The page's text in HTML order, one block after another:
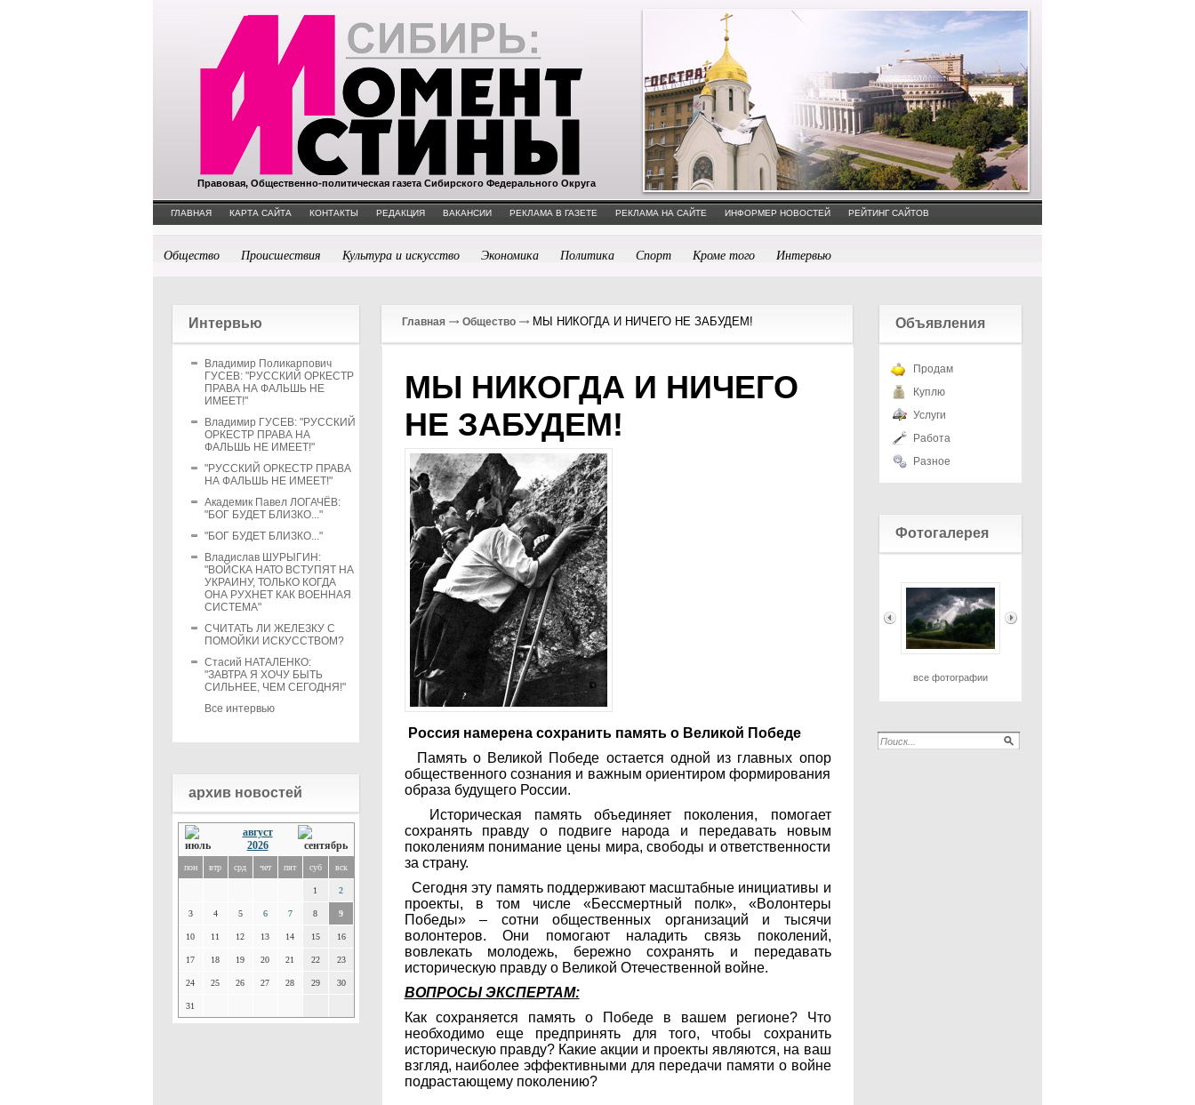
Правовая, Общественно-политическая газета Сибирского Федерального Округа
ГЛАВНАЯ КАРТА САЙТА КОНТАКТЫ РЕДАКЦИЯ ВАКАНСИИ РЕКЛАМА В ГАЗЕТЕ РЕКЛАМА НА САЙТЕ ИНФОРМЕР НОВОСТЕЙ РЕЙТИНГ САЙТОВ
Общество Происшествия Культура и искусство Экономика Политика Спорт Кроме того Интервью
Интервью
Владимир Поликарпович
ГУСЕВ: "РУССКИЙ ОРКЕСТР
ПРАВА НА ФАЛЬШЬ НЕ
ИМЕЕТ!"
Владимир ГУСЕВ: "РУССКИЙ
ОРКЕСТР ПРАВА НА
ФАЛЬШЬ НЕ ИМЕЕТ!"
"РУССКИЙ ОРКЕСТР ПРАВА
НА ФАЛЬШЬ НЕ ИМЕЕТ!"
Академик Павел ЛОГАЧЁВ:
"БОГ БУДЕТ БЛИЗКО..."
"БОГ БУДЕТ БЛИЗКО..."
Владислав ШУРЫГИН:
"ВОЙСКА НАТО ВСТУПЯТ НА
УКРАИНУ, ТОЛЬКО КОГДА
ОНА РУХНЕТ КАК ВОЕННАЯ
СИСТЕМА"
СЧИТАТЬ ЛИ ЖЕЛЕЗКУ С
ПОМОЙКИ ИСКУССТВОМ?
Стасий НАТАЛЕНКО:
"ЗАВТРА Я ХОЧУ БЫТЬ
СИЛЬНЕЕ, ЧЕМ СЕГОДНЯ!"
Все интервью
архив новостей
август
2026
пон втр срд чет пят суб вск
1 2
3 4 5 6 7 8 9
10 11 12 13 14 15 16
17 18 19 20 21 22 23
24 25 26 27 28 29 30
31
Главная Общество МЫ НИКОГДА И НИЧЕГО НЕ ЗАБУДЕМ!
МЫ НИКОГДА И НИЧЕГО
НЕ ЗАБУДЕМ!
Россия намерена сохранить память о Великой Победе
Память о Великой Победе остается одной из главных опор
общественного сознания и важным ориентиром формирования
образа будущего России.
Историческая память объединяет поколения, помогает
сохранять правду о подвиге народа и передавать новым
поколениям понимание цены мира, свободы и ответственности
за страну.
Сегодня эту память поддерживают масштабные инициативы и
проекты, в том числе «Бессмертный полк», «Волонтеры
Победы» – сотни общественных организаций и тысячи
волонтеров. Они помогают наладить связь поколений,
вовлекать молодежь, бережно сохранять и передавать
историческую правду о Великой Отечественной войне.
ВОПРОСЫ ЭКСПЕРТАМ:
Как сохраняется память о Победе в вашем регионе? Что
необходимо еще предпринять для того, чтобы сохранить
историческую правду? Какие акции и проекты являются, на ваш
взгляд, наиболее эффективными для передачи памяти о войне
подрастающему поколению?
Объявления
Продам
Куплю
Услуги
Работа
Разное
Фотогалерея
все фотографии